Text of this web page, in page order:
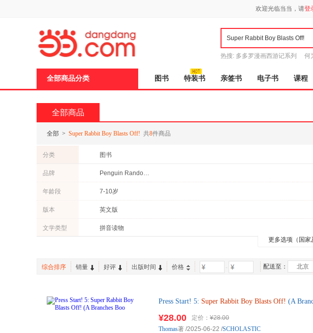
欢迎光临当当，请登
热搜: 多多罗漫画西游记系列 何
全部商品分类 图书 特装书 亲签书 电子书 课程
全部商品
全部 > Super Rabbit Boy Blasts Off! 共8件商品
分类 图书
品牌 Penguin Random House
年龄段 7-10岁
版本 英文版
文学类型
拼音读物
更多选项（国家
综合排序 销量 好评 出版时间 价格 - 配送至： 北京
Press Start! 5: Super Rabbit Boy Blasts Off! (A
¥28.00 定价： ¥28.00
Thomas著 /2025-06-22 /SCHOLASTIC
页